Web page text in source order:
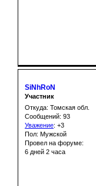
SiNhRoN
Участник
Откуда: Томская обл.
Сообщений: 93
Уважение: +3
Пол: Мужской
Провел на форуме:
6 дней 2 часа